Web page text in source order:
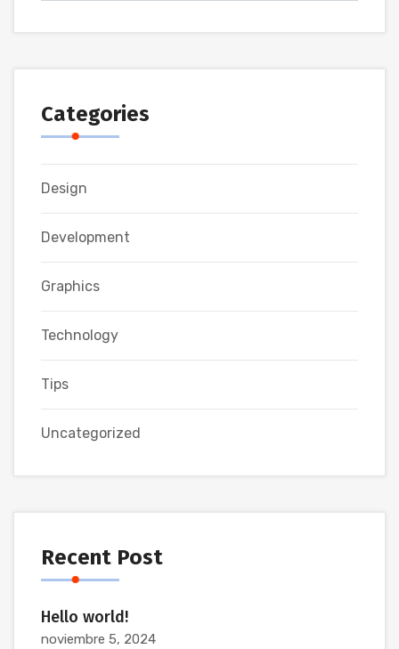
Categories
Design
Development
Graphics
Technology
Tips
Uncategorized
Recent Post
Hello world!
noviembre 5, 2024